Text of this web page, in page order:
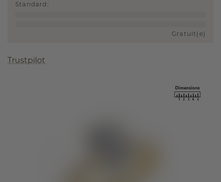
Standard :
Gratuit(e)
Trustpilot